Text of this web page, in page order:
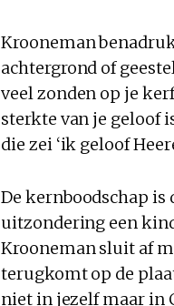
Krooneman
achtergrond of
veel zonden op je
sterkte van je geloof
die zei ‘ik geloof
De kernboodschap is
uitzondering een
Krooneman sluit af
terugkomt op de
niet in jezelf maar in